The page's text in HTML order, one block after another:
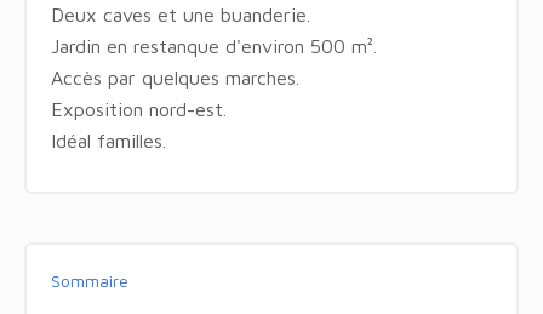
Deux caves et une buanderie.
Jardin en restanque d'environ 500 m².
Accès par quelques marches.
Exposition nord-est.
Idéal familles.
Sommaire